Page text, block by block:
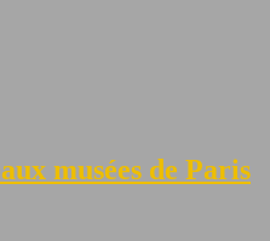
musées de Paris